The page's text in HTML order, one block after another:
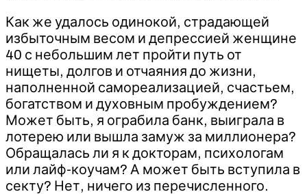
Как же удалось одинокой, страдающей
избыточным весом и депрессией женщине
40 с небольшим лет пройти путь от
нищеты, долгов и отчаяния до жизни,
наполненной самореализацией, счастьем,
богатством и духовным пробуждением?
Может быть, я ограбила банк, выиграла в
лотерею или вышла замуж за миллионера?
Обращалась ли я к докторам, психологам
или лайф-коучам? А может быть вступила в
секту? Нет, ничего из перечисленного.